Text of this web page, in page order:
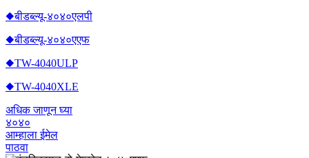
◆बीडब्ल्यू-४०४०एलपी
◆बीडब्ल्यू-४०४०एएफ
◆TW-4040ULP
◆TW-4040XLE
अधिक जाणून घ्या
४०४०
आम्हाला ईमेल
पाठवा